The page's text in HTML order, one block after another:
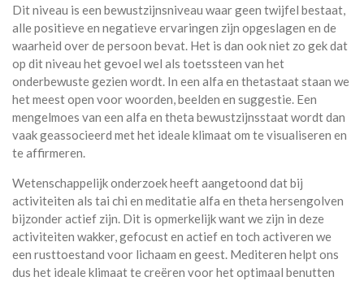
Dit niveau is een bewustzijnsniveau waar geen twijfel bestaat,
alle positieve en negatieve ervaringen zijn opgeslagen en de
waarheid over de persoon bevat. Het is dan ook niet zo gek dat
op dit niveau het gevoel wel als toetssteen van het
onderbewuste gezien wordt. In een alfa en thetastaat staan we
het meest open voor woorden, beelden en suggestie. Een
mengelmoes van een alfa en theta bewustzijnsstaat wordt dan
vaak geassocieerd met het ideale klimaat om te visualiseren en
te affirmeren.
Wetenschappelijk onderzoek heeft aangetoond dat bij
activiteiten als tai chi en meditatie alfa en theta hersengolven
bijzonder actief zijn. Dit is opmerkelijk want we zijn in deze
activiteiten wakker, gefocust en actief en toch activeren we
een rusttoestand voor lichaam en geest. Mediteren helpt ons
dus het ideale klimaat te creëren voor het optimaal benutten